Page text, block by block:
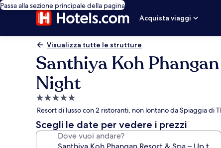
Passa alla sezione principale della pagina
Acquista viaggi
Visualizza tutte le strutture
Santhiya Koh
Night
Struttura
a
5.0
stelle
Resort di lusso con 2 ristoranti, non lontano da Spiaggia di
Scegli le date per vedere i prezzi
Dove vuoi andare?